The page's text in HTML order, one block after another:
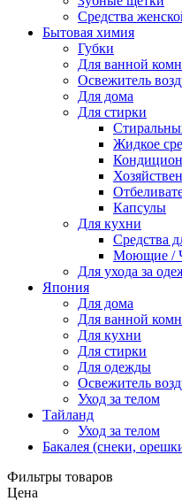
Средства
Бытовая химия
Губки
Для ванной
Освежитель
Для дома
Для стирки
Жидкое
Капсулы
Для кухни
Средства
Моющие /
Для ухода за
Япония
Для дома
Для ванной
Для кухни
Для стирки
Для одежды
Освежитель
Уход за телом
Тайланд
Уход за телом
Бакалея (снеки,
Фильтры товаров
Цена